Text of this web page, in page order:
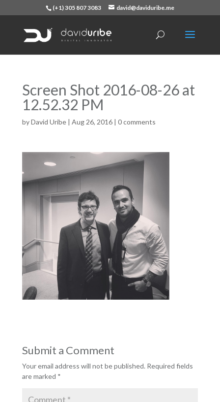
(+1) 305 807 3083 david@daviduribe.me
Screen Shot 2016-08-26 at
12.52.32 PM
byDavid Uribe| Aug 26, 2016| 0 comments
Submit a Comment
Your email address will not be published. Required fields
are marked *